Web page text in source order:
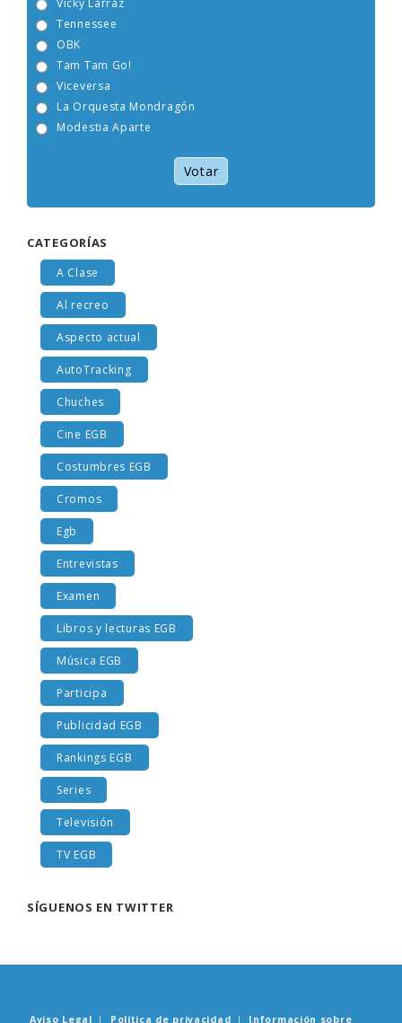
Vicky Larraz
La Orquesta Mondragón
Modestia Aparte
Votar
A Clase
Al recreo
Aspecto actual
AutoTracking
Chuches
Cine EGB
Costumbres EGB
Cromos
Egb
Entrevistas
Examen
Libros y lecturas EGB
Música EGB
Participa
Publicidad EGB
Rankings EGB
Series
Televisión
TV EGB